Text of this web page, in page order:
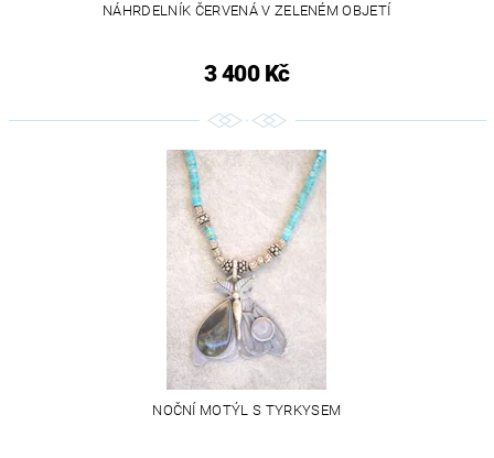
NÁHRDELNÍK ČERVENÁ V ZELENÉM OBJETÍ
3 400 Kč
NOČNÍ MOTÝL S TYRKYSEM